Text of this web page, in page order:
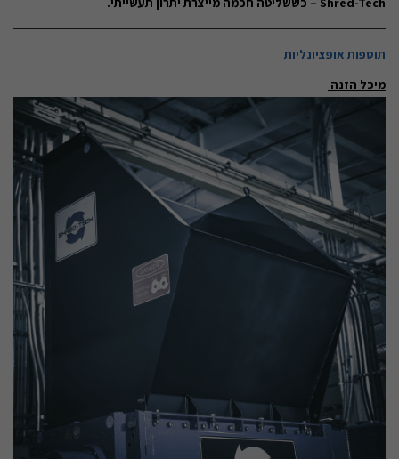
תוספות אופציונליות
מיכל הזנה